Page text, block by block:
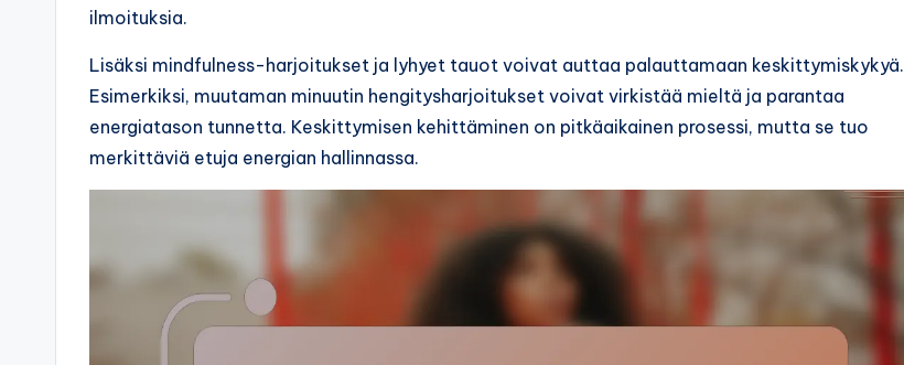
ilmoituksia.
Lisäksi mindfulness-harjoitukset ja lyhyet tauot voivat auttaa palauttamaan keskittymiskykyä.
Esimerkiksi, muutaman minuutin hengitysharjoitukset voivat virkistää mieltä ja parantaa
energiatason tunnetta. Keskittymisen kehittäminen on pitkäaikainen prosessi, mutta se tuo
merkittäviä etuja energian hallinnassa.